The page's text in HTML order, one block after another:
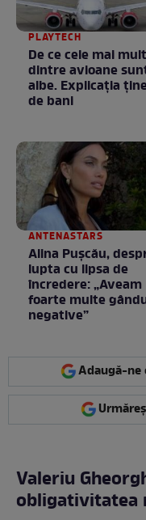
PLAYTECH
De ce cele mai
dintre avioane
albe. Explicația
de bani
ANTENASTARS
Alina Pușcău,
lupta cu lipsa de
încredere: „Aveam
foarte multe
negative”
Adaugă-ne
Valeriu
obligativitatea